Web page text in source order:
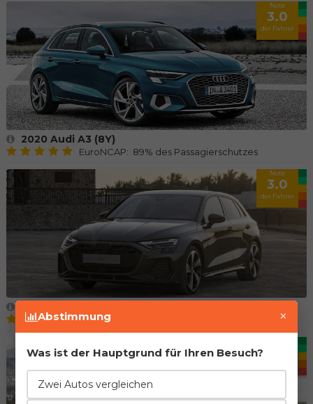
Note
3.0
der Fahrer
2020 Audi A3 (8Y)
EuroNCAP: 89% des Passagierschutzes
Note
3.0
der Fahrer
EuroNCAP: 89% des Passagierschutzes
Abstimmung ×
Was ist der Hauptgrund für Ihren Besuch?
Zwei Autos vergleichen